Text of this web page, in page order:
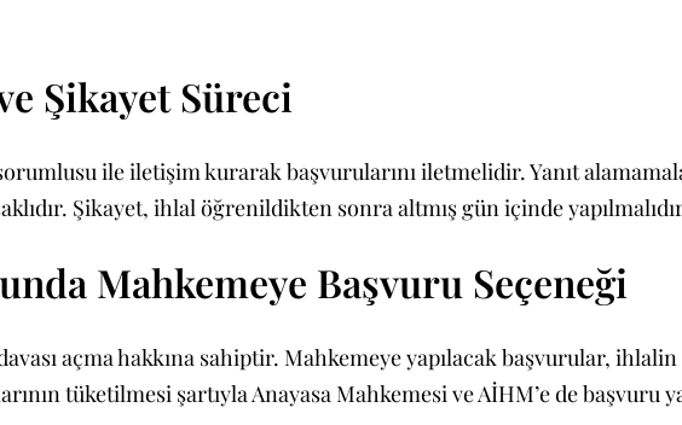
Şikayet Süreci
ile iletişim kurarak başvurularını iletmelidir. Yanıt
Şikayet, ihlal öğrenildikten sonra altmış gün içinde
Mahkemeye Başvuru Seçeneği
açma hakkına sahiptir. Mahkemeye yapılacak başvurular,
tüketilmesi şartıyla Anayasa Mahkemesi ve AİHM’e de başvuru